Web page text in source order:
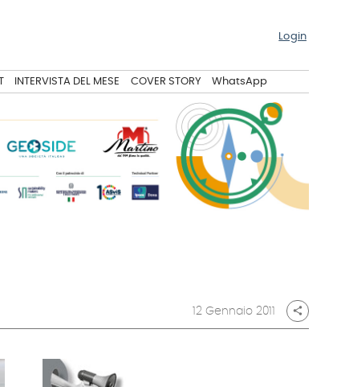
Login
INTERVISTA DEL MESE COVER STORY WhatsApp
12 Gennaio 2011 share